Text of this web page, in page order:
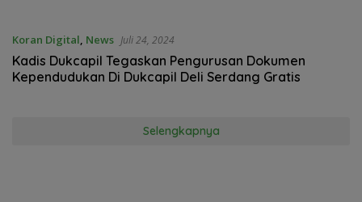
Koran Digital, News Juli 24, 2024
Kadis Dukcapil Tegaskan Pengurusan Dokumen
Kependudukan Di Dukcapil Deli Serdang Gratis
Selengkapnya